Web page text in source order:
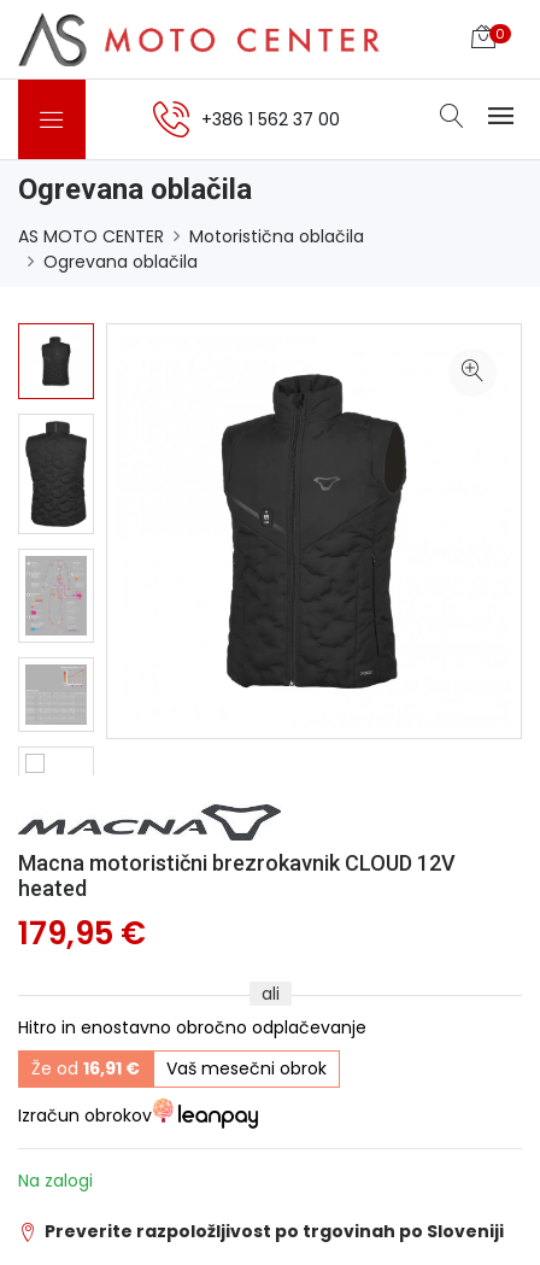
0
+386 1 562 37 00
Ogrevana oblačila
AS MOTO CENTER
Motoristična oblačila
Ogrevana oblačila
Macna motoristični brezrokavnik CLOUD 12V
heated
179,95 €
ali
Hitro in enostavno obročno odplačevanje
Že od 16,91 €
Vaš mesečni obrok
Izračun obrokov
Na zalogi
Preverite razpoložljivost po trgovinah po Sloveniji